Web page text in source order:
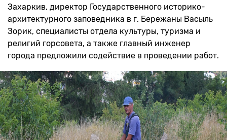
Захаркив, директор Государственного историко-
архитектурного заповедника в г. Бережаны Васыль
Зорик, специалисты отдела культуры, туризма и
религий горсовета, а также главный инженер
города предложили содействие в проведении работ.